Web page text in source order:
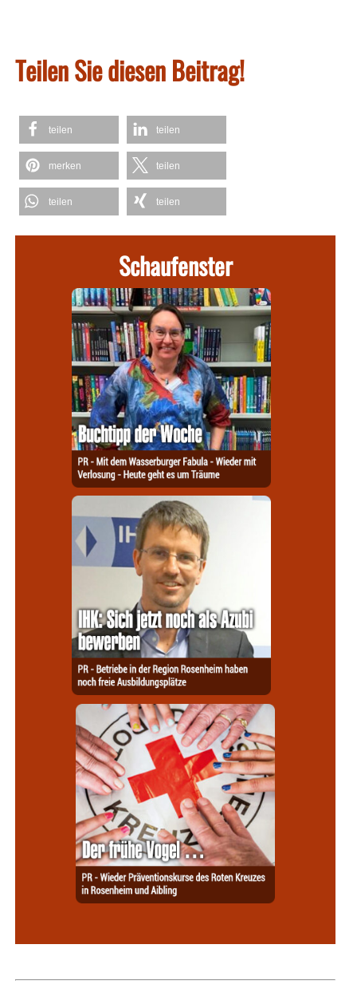
Teilen Sie diesen Beitrag!
teilen teilen
merken teilen
teilen teilen
Schaufenster